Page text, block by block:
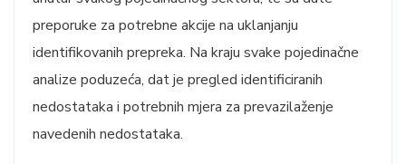
preporuke za potrebne akcije na uklanjanju
identifikovanih prepreka. Na kraju svake pojedinačne
analize poduzeća, dat je pregled identificiranih
nedostataka i potrebnih mjera za prevazilaženje
navedenih nedostataka.